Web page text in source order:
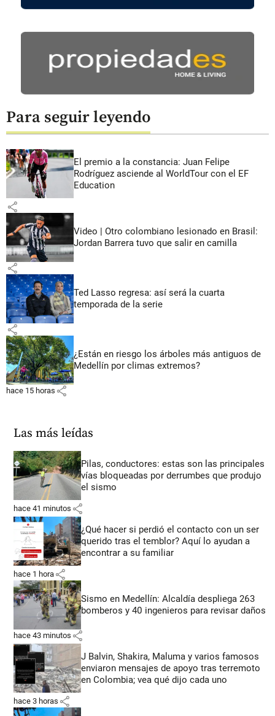
Para seguir leyendo
El premio a la constancia: Juan Felipe
Rodríguez asciende al WorldTour con el EF
Education
share
Video | Otro colombiano lesionado en Brasil:
Jordan Barrera tuvo que salir en camilla
share
Ted Lasso regresa: así será la cuarta
temporada de la serie
share
¿Están en riesgo los árboles más antiguos de
Medellín por climas extremos?
hace 15 horas share
Las más leídas
Pilas, conductores: estas son las principales
vías bloqueadas por derrumbes que produjo
el sismo
hace 41 minutos share
¿Qué hacer si perdió el contacto con un ser
querido tras el temblor? Aquí lo ayudan a
encontrar a su familiar
hace 1 hora share
Sismo en Medellín: Alcaldía despliega 263
bomberos y 40 ingenieros para revisar daños
hace 43 minutos share
J Balvin, Shakira, Maluma y varios famosos
enviaron mensajes de apoyo tras terremoto
en Colombia; vea qué dijo cada uno
hace 3 horas share